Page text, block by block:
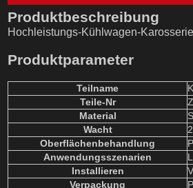
Produktbeschreibung
Hochleistungs-Kühlwagen-
Produktparameter
Teilname
Teile-Nr
Material
Wacht
Oberflächenbehandlung
P
Anwendungsszenarien
Installieren
Verpackung